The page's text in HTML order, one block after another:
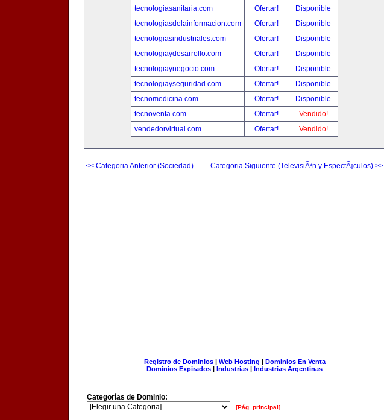
tecnologiasanitaria.com
Ofertar!
Disponible
tecnologiasdelainformacion.com
Ofertar!
Disponible
tecnologiasindustriales.com
Ofertar!
Disponible
tecnologiaydesarrollo.com
Ofertar!
Disponible
tecnologiaynegocio.com
Ofertar!
Disponible
tecnologiayseguridad.com
Ofertar!
Disponible
tecnomedicina.com
Ofertar!
Disponible
tecnoventa.com
Ofertar!
Vendido!
vendedorvirtual.com
Ofertar! Vendido!
<< Categoria Anterior (Sociedad) Categoria Siguiente (TelevisiÃ³n y EspectÃ¡culos) >>
Registro de Dominios| Web Hosting | Dominios En Venta
Dominios Expirados | Industrias | Industrias Argentinas
Categorías de Dominio:
[Pág. principal]